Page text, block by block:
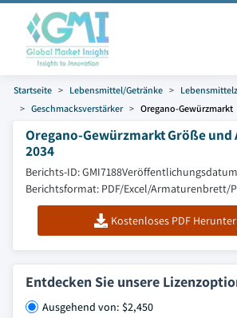
Startseite Lebensmittel/Getränke
Geschmacksverstärker
Oregano-Gewürzmarkt
Oregano-Gewürzmarkt Größe und
2034
Berichts-ID: GMI7188
Berichtsformat: PDF/Excel/Armaturenbrett/
Kostenloses PDF
Entdecken Sie unsere
Ausgehend von: $2,450